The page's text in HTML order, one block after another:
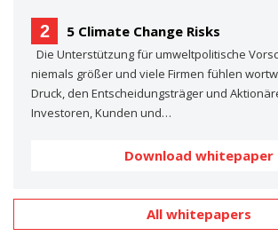
2 5 Climate Change Risks
Die Unterstützung für umweltpolitische
niemals größer und viele Firmen fühlen
Druck, den Entscheidungsträger und
Investoren, Kunden und…
Download whitepaper
All whitepapers